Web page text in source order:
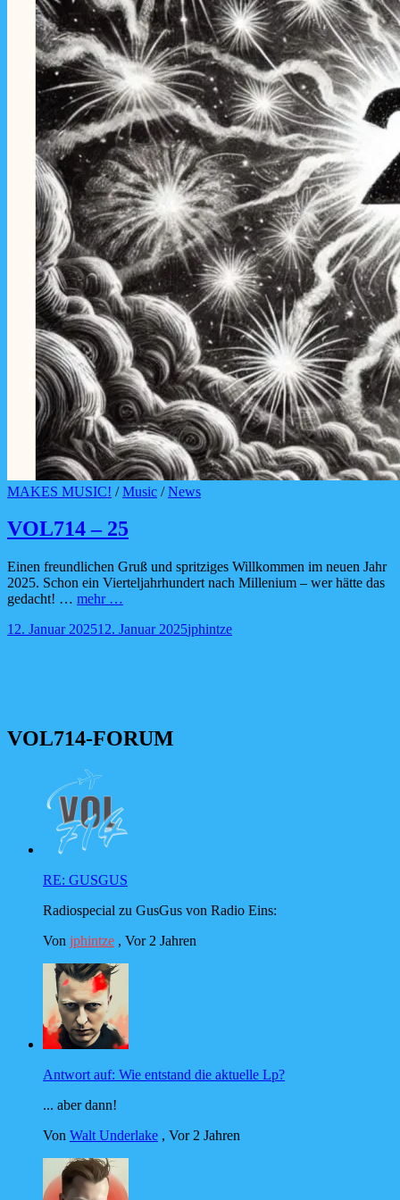
Cat
MAKES MUSIC! /Music /News
VOL714 – 25
Einen freundlichen Gruß und spritziges Willkommen im neuen Jahr
2025. Schon ein Vierteljahrhundert nach Millenium – wer hätte das
gedacht! … mehr …
25
Posted-
12. Januar 202512. Januar 2025By
Byline
jphintze
VOL714-FORUM
RE: GUSGUS
Radiospecial zu GusGus von Radio Eins:
Von jphintze , Vor 2 Jahren
Antwort auf: Wie entstand die aktuelle Lp?
... aber dann!
Von Walt Underlake , Vor 2 Jahren